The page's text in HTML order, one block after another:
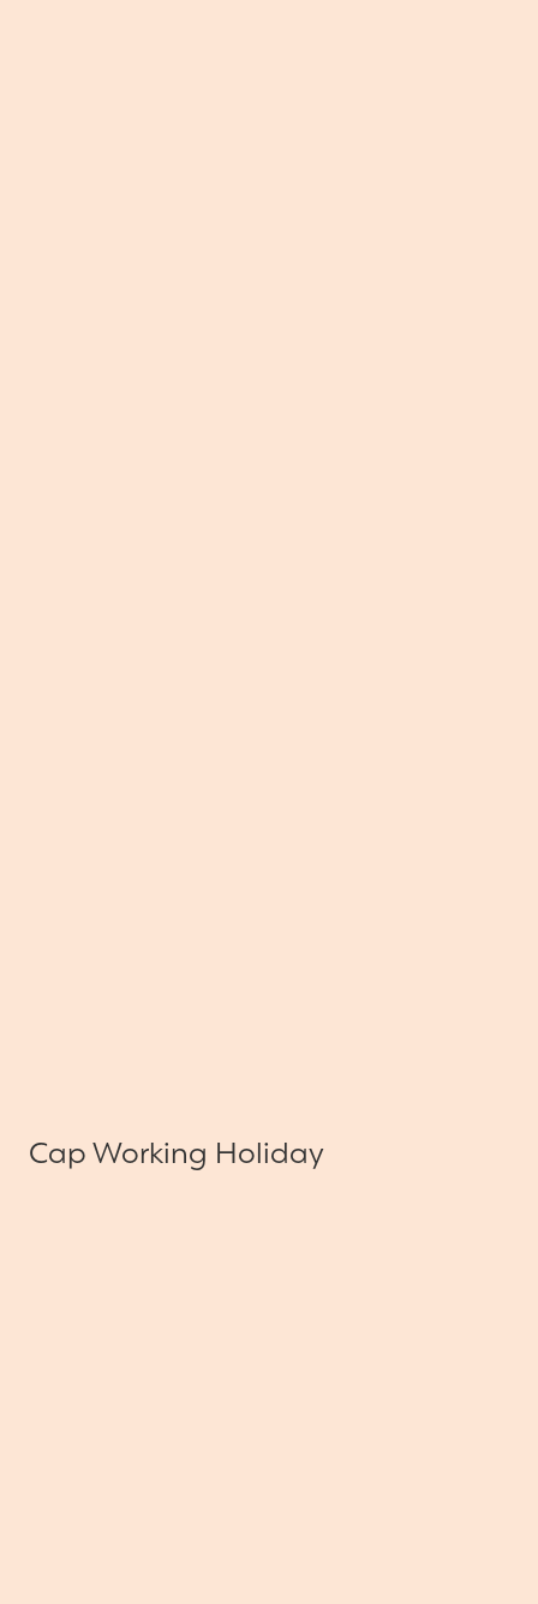
Cap Working Holiday